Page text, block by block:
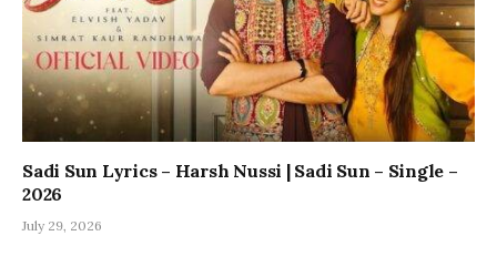
Sadi Sun Lyrics – Harsh Nussi | Sadi Sun – Single –
2026
July 29, 2026